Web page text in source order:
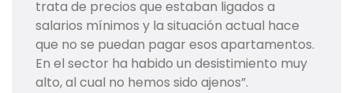
trata de precios que estaban ligados a
salarios mínimos y la situación actual hace
que no se puedan pagar esos apartamentos.
En el sector ha habido un desistimiento muy
alto, al cual no hemos sido ajenos”.